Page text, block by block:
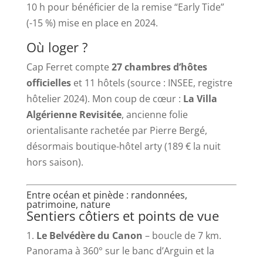
10 h pour bénéficier de la remise “Early Tide”
(-15 %) mise en place en 2024.
Où loger ?
Cap Ferret compte27 chambres d’hôtes
officielleset 11 hôtels (source : INSEE, registre
hôtelier 2024). Mon coup de cœur : La Villa
Algérienne Revisitée, ancienne folie
orientalisante rachetée par Pierre Bergé,
désormais boutique-hôtel arty (189 € la nuit
hors saison).
Entre océan et pinède : randonnées,
patrimoine, nature
Sentiers côtiers et points de vue
Le Belvédère du Canon – boucle de 7 km.
Panorama à 360° sur le banc d’Arguin et la